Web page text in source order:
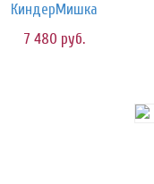
КиндерМишка
7 480 руб.